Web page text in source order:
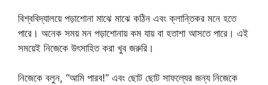
বিশ্ববিদ্যালয়ে পড়াশোনা মাঝে মাঝে কঠিন এবং ক্লান্তিকর মনে হতে
পারে। অনেক সময় মন পড়াশোনায় কম যায় বা হতাশা আসতে পারে। এই
সময়েই নিজেকে উৎসাহিত করা খুব জরুরি।
নিজেকে বলুন, “আমি পারব!” এবং ছোট ছোট সাফল্যের জন্য নিজেকে